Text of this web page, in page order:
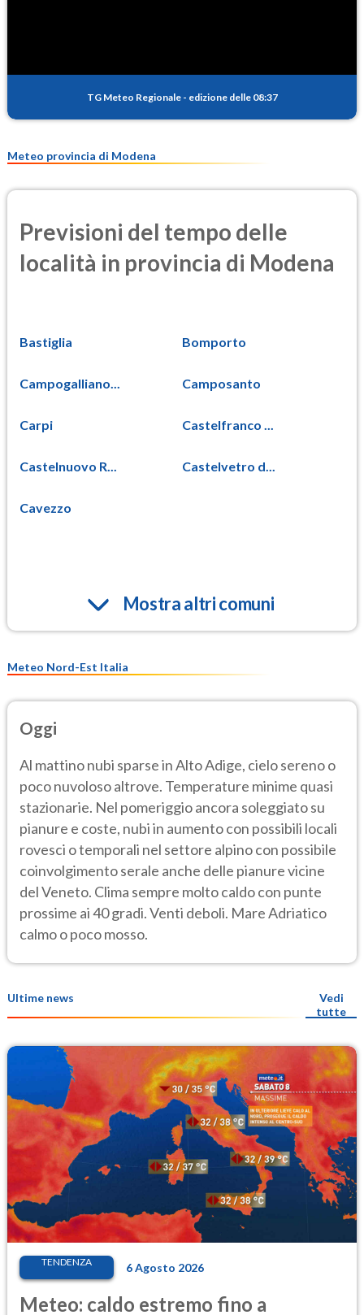
TG Meteo Regionale - edizione delle 08:37
Meteo provincia di Modena
Previsioni del tempo delle
località in provincia di Modena
Bastiglia Bomporto
Campogalliano... Camposanto
Carpi Castelfranco ...
Castelnuovo R... Castelvetro d...
Cavezzo
Mostra altri comuni
Meteo Nord-Est Italia
Oggi
Al mattino nubi sparse in Alto Adige, cielo sereno o
poco nuvoloso altrove. Temperature minime quasi
stazionarie. Nel pomeriggio ancora soleggiato su
pianure e coste, nubi in aumento con possibili locali
rovesci o temporali nel settore alpino con possibile
coinvolgimento serale anche delle pianure vicine
del Veneto. Clima sempre molto caldo con punte
prossime ai 40 gradi. Venti deboli. Mare Adriatico
calmo o poco mosso.
Ultime news
Vedi
tutte
TENDENZA 6 Agosto 2026
Meteo: caldo estremo fino a